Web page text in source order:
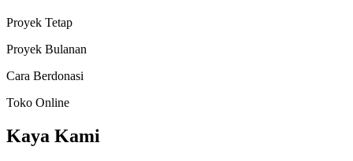
Proyek Tetap
Proyek Bulanan
Cara Berdonasi
Toko Online
Kaya Kami